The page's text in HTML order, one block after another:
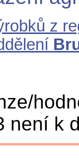
z
není k